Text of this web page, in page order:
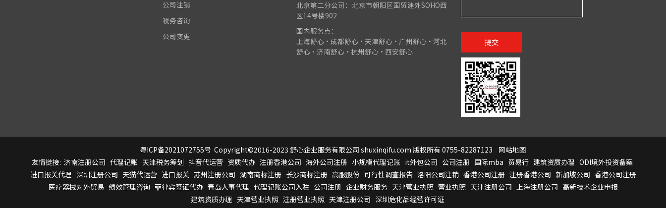
公司注销
税务咨询
公司变更
北京第二分公司：北京市朝阳区国贸建外SOHO西
区14号楼902
国内服务点：
上海舒心•成都舒心•天津舒心•广州舒心•河北
舒心•济南舒心•杭州舒心•西安舒心
提交
粤ICP备2021072755号 Copyright©2016-2023 舒心企业服务有限公司 shuxinqifu.com 版权所有 0755-82287123
网站地图
友情链接: 济南注册公司 代理记账 天津税务筹划 抖音代运营 资质代办 注册香港公司 海外公司注册 小规模代理记账 it外包公司 公司注册 国际mba 贸易行 建筑资质办理 ODI境外投资备案
进口报关代理 深圳注册公司 天猫代运营 进口报关 苏州注册公司 湖南商标注册 长沙商标注册 高服股份 可行性调查报告 洛阳公司注销 香港公司注册 注册香港公司 新加坡公司 香港公司注册
医疗器械对外贸易 绩效管理咨询 菲律宾签证代办 青岛人事代理 代理记账公司入驻 公司注册 企业财务服务 天津营业执照 营业执照 天津注册公司 上海注册公司 高新技术企业申报
建筑资质办理 天津营业执照 注册营业执照 天津注册公司 深圳危化品经营许可证